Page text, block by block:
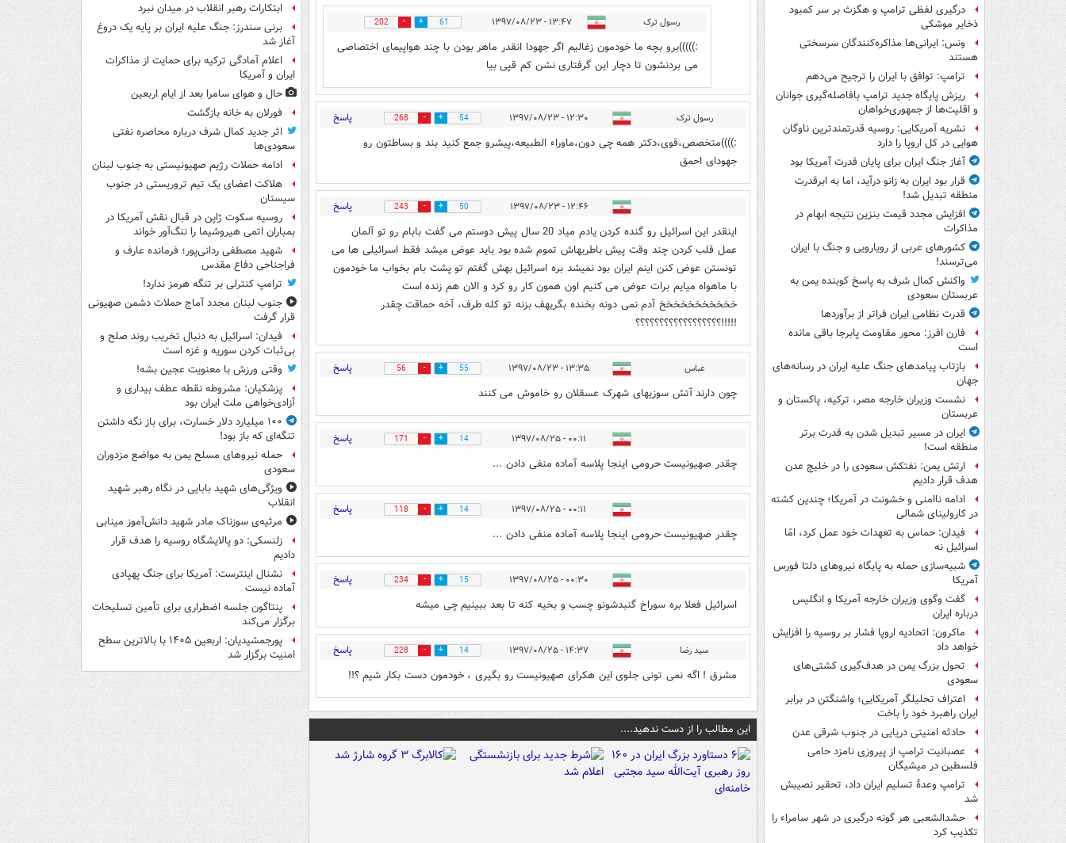
درگیری لفظی ترامپ و هگزث بر سر کمبود
ذخایر موشکی
ونس: ایرانی‌ها مذاکره‌کنندگان سرسختی
هستند
ترامپ: توافق با ایران را ترجیح می‌دهم
ریزش پایگاه جدید ترامپ بافاصله‌گیری جوانان
و اقلیت‌ها از جمهوری‌خواهان
نشریه آمریکایی: روسیه قدرتمندترین ناوگان
هوایی در کل اروپا را دارد
آغاز جنگ ایران برای پایان قدرت آمریکا بود
قرار بود ایران به زانو درآید، اما به ابرقدرت
منطقه تبدیل شد!
افزایش مجدد قیمت بنزین نتیجه ابهام در
مذاکرات
کشورهای عربی از رویارویی و جنگ با ایران
می‌ترسند!
واکنش کمال شرف به پاسخ کوبنده یمن به
عربستان سعودی
قدرت نظامی ایران فراتر از برآوردها
فارن افرز: محور مقاومت پابرجا باقی مانده
است
بازتاب پیامدهای جنگ علیه ایران در رسانه‌های
جهان
نشست وزیران خارجه مصر، ترکیه، پاکستان و
عربستان
ایران در مسیر تبدیل شدن به قدرت برتر
منطقه است!
ارتش یمن: نفتکش سعودی را در خلیج عدن
هدف قرار دادیم
ادامه ناامنی و خشونت در آمریکا؛ چندین کشته
در کارولینای شمالی
فیدان: حماس به تعهدات خود عمل کرد، امّا
اسرائیل نه
شبیه‌سازی حمله به پایگاه نیروهای دلتا فورس
آمریکا
گفت وگوی وزیران خارجه آمریکا و انگلیس
درباره ایران
ماکرون: اتحادیه اروپا فشار بر روسیه را افزایش
خواهد داد
تحول بزرگ یمن در هدف‌گیری کشتی‌های
سعودی
اعتراف تحلیلگر آمریکایی؛ واشنگتن در برابر
ایران راهبرد خود را باخت
حادثه امنیتی دریایی در جنوب شرقی عدن
عصبانیت ترامپ از پیروزی نامزد حامی
فلسطین در میشیگان
ترامپ وعدۀ تسلیم ایران داد، تحقیر نصیبش
شد
حشدالشعبی هر گونه درگیری در شهر سامراء را
تکذیب کرد
رسول ترک ۱۳:۴۷ - ۱۳۹۷/۰۸/۲۳ 61
202
:)))))برو بچه ما خودمون زغالیم اگر جهودا انقدر ماهر بودن با چند هواپیمای اختصاصی
می بردنشون تا دچار این گرفتاری نشن کم قپی بیا
رسول ترک ۱۲:۳۰ - ۱۳۹۷/۰۸/۲۳ 54
268 پاسخ
:))))متخصص،قوی،دکتر همه چی دون،ماوراء الطبیعه،پیشرو جمع کنید بند و بساطتون رو
جهودای احمق
۱۲:۴۶ - ۱۳۹۷/۰۸/۲۳ 50
243 پاسخ
اینقدر این اسرائیل رو گنده کردن یادم میاد 20 سال پیش دوستم می گفت بابام رو تو آلمان
عمل قلب کردن چند وقت پیش باطریهاش تموم شده بود باید عوض میشد فقط اسرائیلی ها می
تونستن عوض کنن اینم ایران بود نمیشد بره اسرائیل بهش گفتم تو پشت بام بخواب ما خودمون
با ماهواه میایم برات عوض می کنیم اون همون کار رو کرد و الان هم زنده است
خخخخخخخخخخخ آدم نمی دونه بخنده بگریهف بزنه تو کله طرف، آخه حماقت چقدر
!!!!!؟؟؟؟؟؟؟؟؟؟؟؟؟؟؟؟؟؟
عباس ۱۳:۳۵ - ۱۳۹۷/۰۸/۲۳ 55
56 پاسخ
چون دارند آتش سوزیهای شهرک عسقلان رو خاموش می کنند
۰۰:۱۱ - ۱۳۹۷/۰۸/۲۵ 14
171 پاسخ
چقدر صهیونیست حرومی اینجا پلاسه آماده منفی دادن ...
۰۰:۱۱ - ۱۳۹۷/۰۸/۲۵ 14
118 پاسخ
چقدر صهیونیست حرومی اینجا پلاسه آماده منفی دادن ...
۰۰:۳۰ - ۱۳۹۷/۰۸/۲۵ 15
234 پاسخ
اسرائیل فعلا بره سوراخ گنبدشونو چسب و بخیه کنه تا بعد ببینیم چی میشه
سید رضا ۱۴:۳۷ - ۱۳۹۷/۰۸/۲۵ 14
228 پاسخ
مشرق ! اگه نمی تونی جلوی این هکرای صهیونیست رو بگیری ، خودمون دست بکار شیم ؟!!
این مطالب را از دست ندهید....
ابتکارات رهبر انقلاب در میدان نبرد
برنی سندرز: جنگ علیه ایران بر پایه یک دروغ
آغاز شد
اعلام آمادگی ترکیه برای حمایت از مذاکرات
ایران و آمریکا
حال و هوای سامرا بعد از ایام اربعین
فورلان به خانه بازگشت
اثر جدید کمال شرف درباره محاصره نفتی
سعودی‌ها
ادامه حملات رژیم صهیونیستی به جنوب لبنان
هلاکت اعضای یک تیم تروریستی در جنوب
سیستان
روسیه سکوت ژاپن در قبال نقش آمریکا در
بمباران اتمی هیروشیما را ننگ‌آور خواند
شهید مصطفی ردانی‌پور؛ فرمانده عارف و
فراجناحی دفاع مقدس
ترامپ کنترلی بر تنگه هرمز ندارد!
جنوب لبنان مجدد آماج حملات دشمن صهیونی
قرار گرفت
فیدان: اسرائیل به دنبال تخریب روند صلح و
بی‌ثبات کردن سوریه و غزه است
وقتی ورزش با معنویت عجین بشه!
پزشکیان: مشروطه نقطه عطف بیداری و
آزادی‌خواهی ملت ایران بود
۱۰۰ میلیارد دلار خسارت، برای باز نگه داشتن
تنگه‌ای که باز بود!
حمله نیروهای مسلح یمن به مواضع مزدوران
سعودی
ویژگی‌های شهید بابایی در نگاه رهبر شهید
انقلاب
مرثیه‌ی سوزناک مادر شهید دانش‌آموز مینابی
زلنسکی: دو پالایشگاه روسیه را هدف قرار
دادیم
نشنال اینترست: آمریکا برای جنگ پهپادی
آماده نیست
پنتاگون جلسه اضطراری برای تأمین تسلیحات
برگزار می‌کند
پورجمشیدیان: اربعین ۱۴۰۵ با بالاترین سطح
امنیت برگزار شد